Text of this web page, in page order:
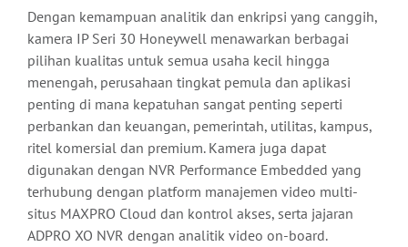
Dengan kemampuan analitik dan enkripsi yang canggih,
kamera IP Seri 30 Honeywell menawarkan berbagai
pilihan kualitas untuk semua usaha kecil hingga
menengah, perusahaan tingkat pemula dan aplikasi
penting di mana kepatuhan sangat penting seperti
perbankan dan keuangan, pemerintah, utilitas, kampus,
ritel komersial dan premium. Kamera juga dapat
digunakan dengan NVR Performance Embedded yang
terhubung dengan platform manajemen video multi-
situs MAXPRO Cloud dan kontrol akses, serta jajaran
ADPRO XO NVR dengan analitik video on-board.